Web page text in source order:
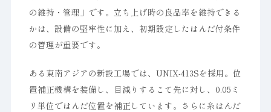
の維持・管理」です。立ち上げ時の良品率を維持できる
かは、設備の堅牢性に加え、初期設定したはんだ付条件
の管理が重要です。
ある東南アジアの新設工場では、UNIX-413Sを採用。位
置補正機構を装備し、目減りするこて先に対し、0.05ミ
リ単位ではんだ位置を補正しています。さらに糸はんだ